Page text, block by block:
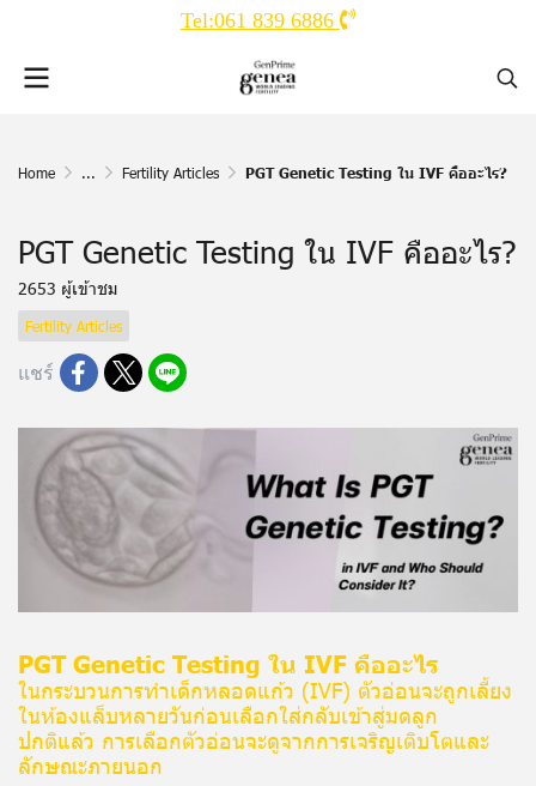
Tel:061 839 6886
Home ... Fertility Articles PGT Genetic Testing ใน IVF คืออะไร?
PGT Genetic Testing ใน IVF คืออะไร?
2653 ผู้เข้าชม
Fertility Articles
แชร์
PGT Genetic Testing ใน IVF คืออะไร
ในกระบวนการทำเด็กหลอดแก้ว (IVF) ตัวอ่อนจะถูกเลี้ยง
ในห้องแล็บหลายวันก่อนเลือกใส่กลับเข้าสู่มดลูก
ปกติแล้ว การเลือกตัวอ่อนจะดูจากการเจริญเติบโตและ
ลักษณะภายนอก